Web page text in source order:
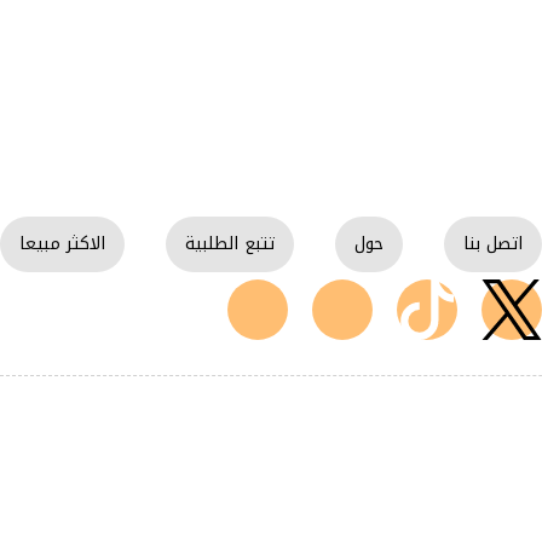
اتصل بنا حول تتبع الطلبية الاكثر مبيعا